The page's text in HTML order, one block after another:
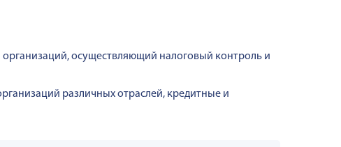
осуществляющий налоговый контроль и
различных отраслей, кредитные и